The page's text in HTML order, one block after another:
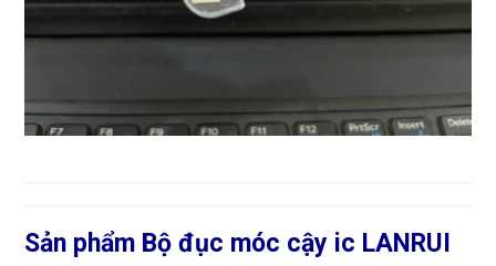
Sản phẩm Bộ đục móc cậy ic LANRUI